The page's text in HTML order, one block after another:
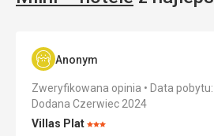
oraz
niektórych
części
Anonym
Zweryfikowana opinia
Data
Dodana Czerwiec 2024
Villas PlatOcena: